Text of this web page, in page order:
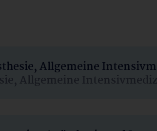
Allgemeine
Allgemeine